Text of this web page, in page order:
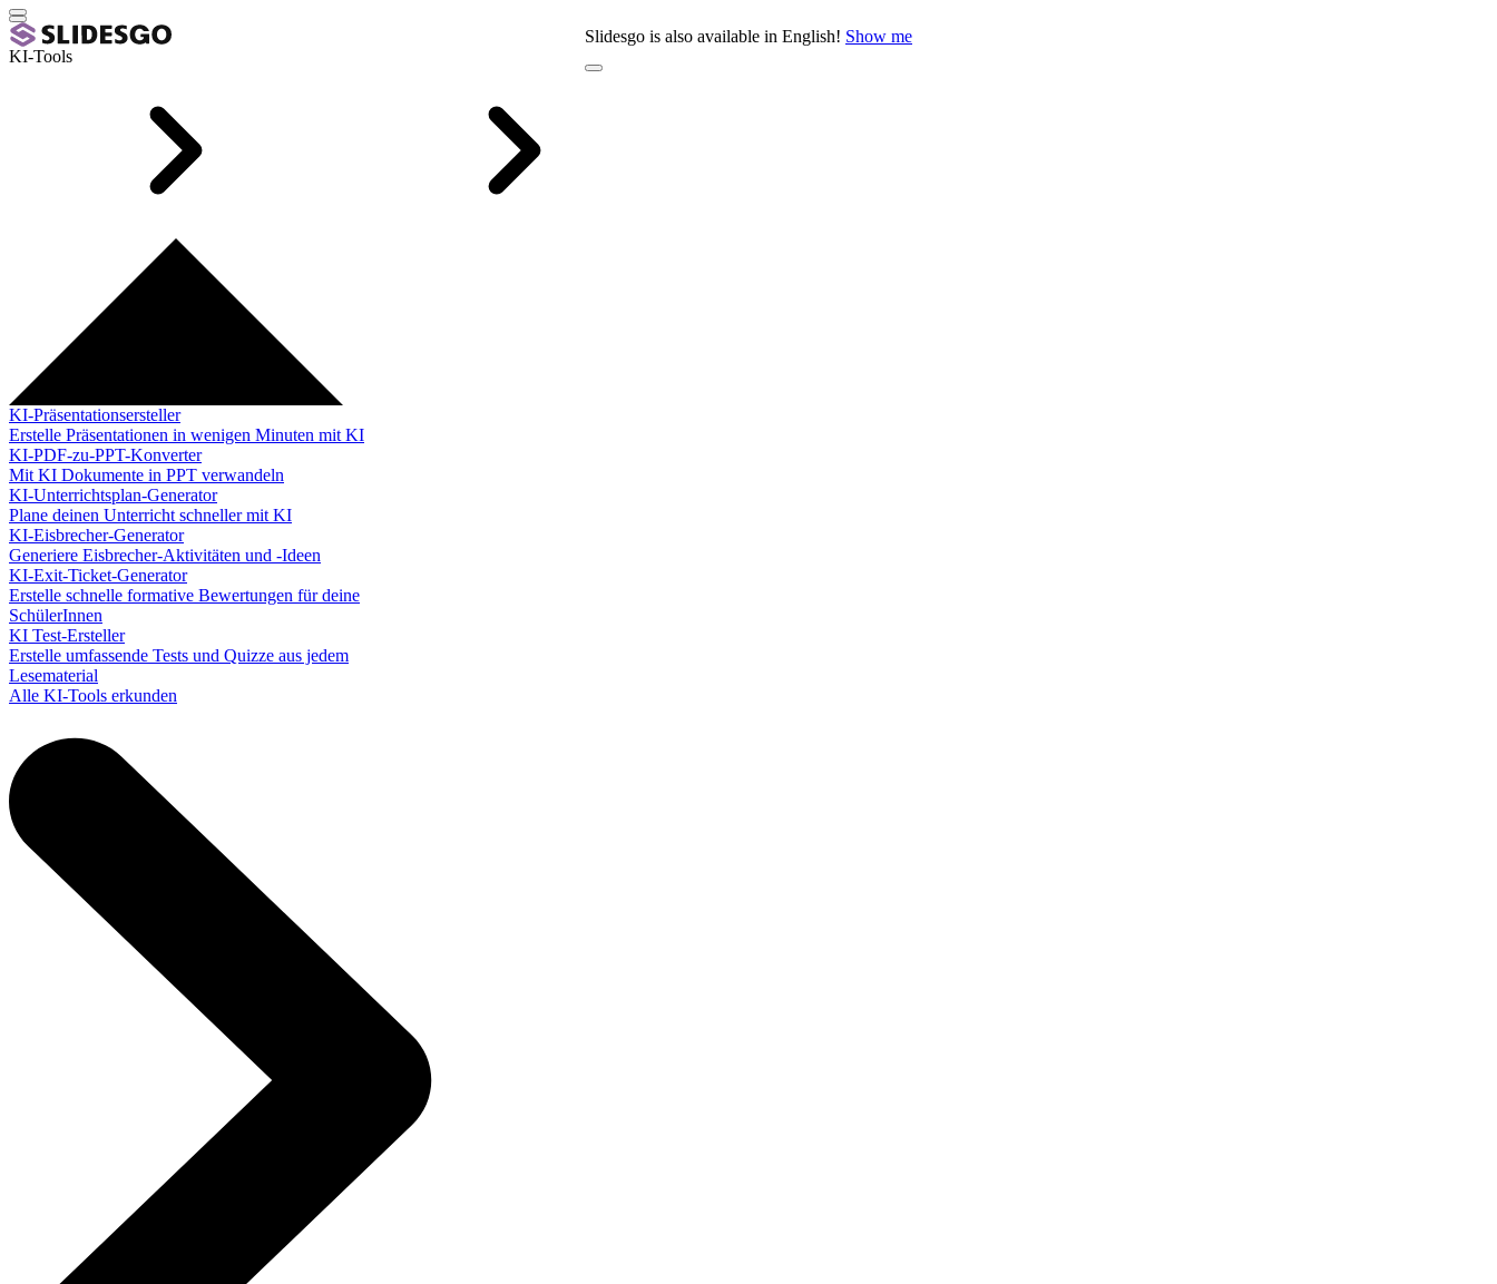
Slidesgo is also available in English! Show me
KI-Tools
KI-Präsentationsersteller
Erstelle Präsentationen in wenigen Minuten mit KI
KI-PDF-zu-PPT-Konverter
Mit KI Dokumente in PPT verwandeln
KI-Unterrichtsplan-Generator
Plane deinen Unterricht schneller mit KI
KI-Eisbrecher-Generator
Generiere Eisbrecher-Aktivitäten und -Ideen
KI-Exit-Ticket-Generator
Erstelle schnelle formative Bewertungen für deine
SchülerInnen
KI Test-Ersteller
Erstelle umfassende Tests und Quizze aus jedem
Lesematerial
Alle KI-Tools erkunden